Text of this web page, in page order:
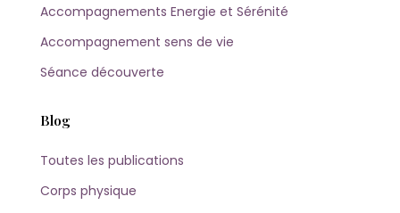
Accompagnements Energie et Sérénité
Accompagnement sens de vie
Séance découverte
Blog
Toutes les publications
Corps physique